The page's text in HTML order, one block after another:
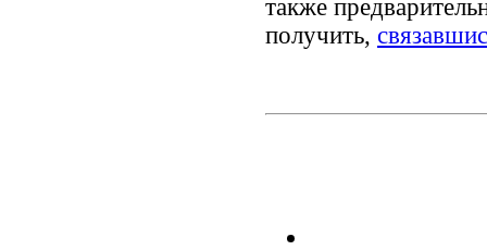
также
получить,